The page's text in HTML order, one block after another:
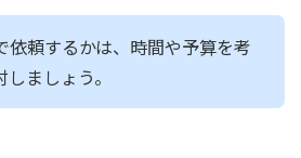
依頼するかは、時間や予算を考
しましょう。